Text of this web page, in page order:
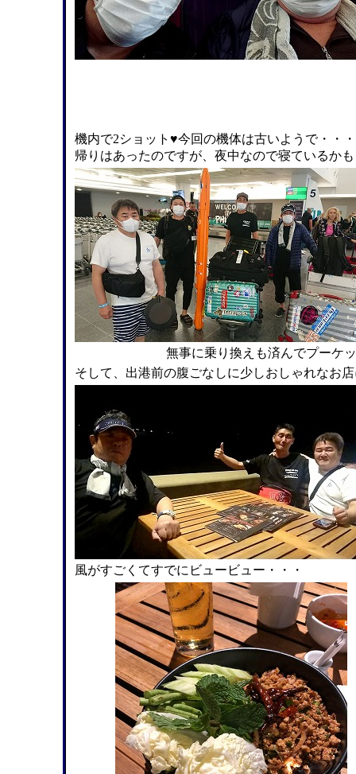
機内で2ショット♥今回の機体は古いようで・・
帰りはあったのですが、夜中なので寝ているか
無事に乗り換えも済んでプーケ
そして、出港前の腹ごなしに少しおしゃれなお
風がすごくてすでにビュービュー・・・